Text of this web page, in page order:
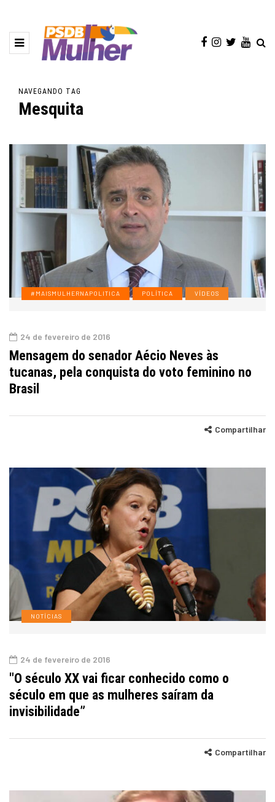
NAVEGANDO TAG
Mesquita
#MAISMULHERNAPOLITICA POLÍTICA VÍDEOS
24 de fevereiro de 2016
Mensagem do senador Aécio Neves às
tucanas, pela conquista do voto feminino no
Brasil
Compartilhar
NOTÍCIAS
24 de fevereiro de 2016
"O século XX vai ficar conhecido como o
século em que as mulheres saíram da
invisibilidade”
Compartilhar